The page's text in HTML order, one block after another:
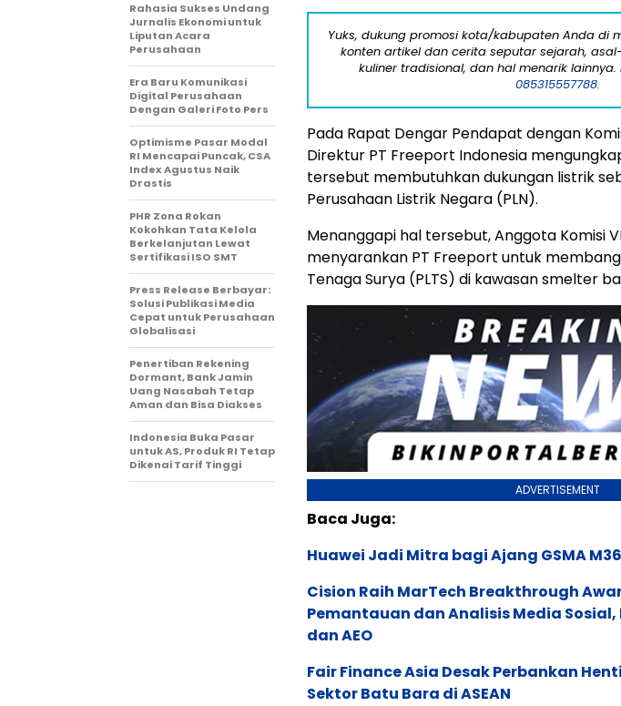
Yuks, dukung promosi kota/kabupaten Anda di
konten artikel dan cerita seputar sejarah,
kuliner tradisional, dan hal menarik lainnya.
085315557788.
Pada Rapat Dengar Pendapat dengan
Direktur PT Freeport Indonesia
tersebut membutuhkan dukungan listrik
Perusahaan Listrik Negara (PLN).
Menanggapi hal tersebut, Anggota Komisi
menyarankan PT Freeport untuk
Tenaga Surya (PLTS) di kawasan smelter
ADVERTISEMENT
Baca Juga:
Huawei Jadi Mitra bagi Ajang GSMA
Cision Raih MarTech Breakthrough
Pemantauan dan Analisis Media Sosial,
dan AEO
Fair Finance Asia Desak Perbankan
Sektor Batu Bara di ASEAN
Rahasia Sukses Undang
Jurnalis Ekonomi untuk
Liputan Acara
Perusahaan
Era Baru Komunikasi
Digital Perusahaan
Dengan Galeri Foto Pers
Optimisme Pasar Modal
RI Mencapai Puncak, CSA
Index Agustus Naik
Drastis
PHR Zona Rokan
Kokohkan Tata Kelola
Berkelanjutan Lewat
Sertifikasi ISO SMT
Press Release Berbayar:
Solusi Publikasi Media
Cepat untuk Perusahaan
Globalisasi
Penertiban Rekening
Dormant, Bank Jamin
Uang Nasabah Tetap
Aman dan Bisa Diakses
Indonesia Buka Pasar
untuk AS, Produk RI Tetap
Dikenai Tarif Tinggi